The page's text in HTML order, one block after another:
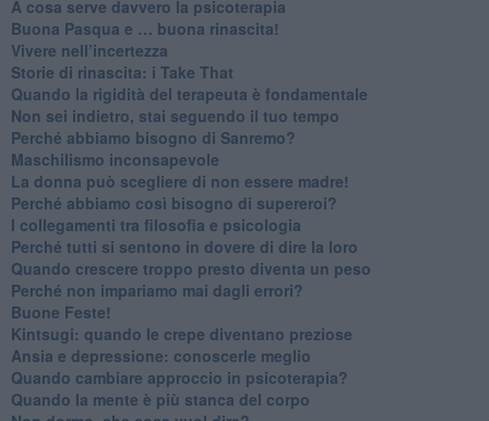
​A cosa serve davvero la psicoterapia
​Buona Pasqua e … buona rinascita!
​Vivere nell’incertezza
​Storie di rinascita: i Take That
​Quando la rigidità del terapeuta è fondamentale
​Non sei indietro, stai seguendo il tuo tempo
​Perché abbiamo bisogno di Sanremo?
​Maschilismo inconsapevole
​La donna può scegliere di non essere madre!
​Perché abbiamo così bisogno di supereroi?
​I collegamenti tra filosofia e psicologia
​Perché tutti si sentono in dovere di dire la loro
​Quando crescere troppo presto diventa un peso
​Perché non impariamo mai dagli errori?
​Buone Feste!
​Kintsugi: quando le crepe diventano preziose
Ansia e depressione: conoscerle meglio
Quando cambiare approccio in psicoterapia?
​Quando la mente è più stanca del corpo